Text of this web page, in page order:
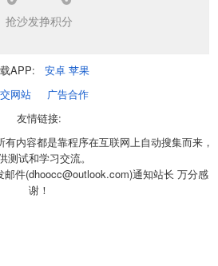
抢沙发挣积分
APP: 安卓 苹果
网站
广告合作
友情链接:
内容都是靠程序在互联网上自动搜集而来，
测试和学习交流。
件(dhoocc@outlook.com)通知站长 万分感
谢！